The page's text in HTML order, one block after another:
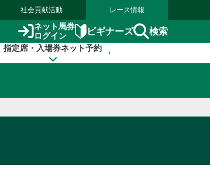
社会貢献活動 レース情報
ネット馬券
ログイン
ビギナーズ 検索
指定席・入場券ネット予約